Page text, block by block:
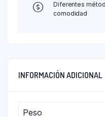
Diferentes
comodidad
INFORMACIÓN ADICIONAL
Peso